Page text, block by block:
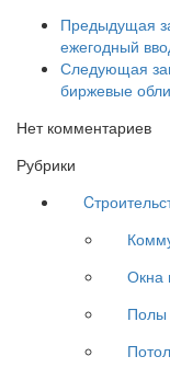
Предыдущая
ежегодный
Следующая
биржевые
Нет комментариев
Рубрики
Окна
Полы